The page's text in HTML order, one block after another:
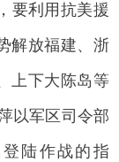
要利用抗美援
解放福建、浙
上下大陈岛等
以军区司令部
陆作战的指